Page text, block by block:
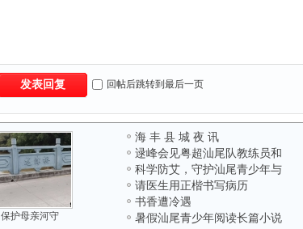
发表回复 回帖后跳转到最后一页
保护母亲河守
海 丰 县 城 夜 讯
逯峰会见粤超汕尾队教练员和
科学防艾，守护汕尾青少年与
请医生用正楷书写病历
书香遭冷遇
暑假汕尾青少年阅读长篇小说